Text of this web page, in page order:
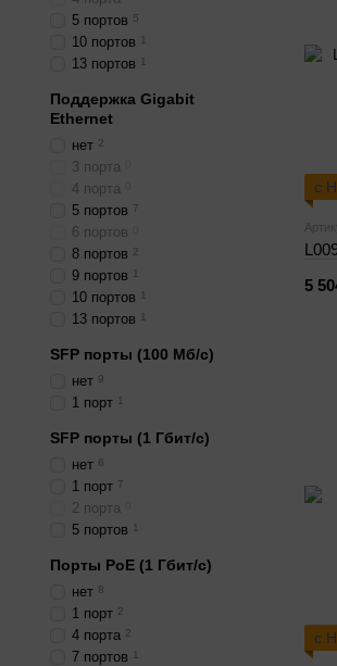
с
5
с
5 портов 5
10 портов 1
13 портов 1
Поддержка Gigabit
Ethernet
нет 2
3 порта
4 порта
5 портов 7
6 портов
8 портов 2
9 портов 1
10 портов 1
13 портов 1
SFP порты (100 Мб/с)
нет 9
1 порт 1
SFP порты (1 Гбит/с)
нет 6
1 порт 7
2 порта
5 портов 1
Порты PoE (1 Гбит/с)
нет 8
1 порт 2
4 порта 2
7 портов 1